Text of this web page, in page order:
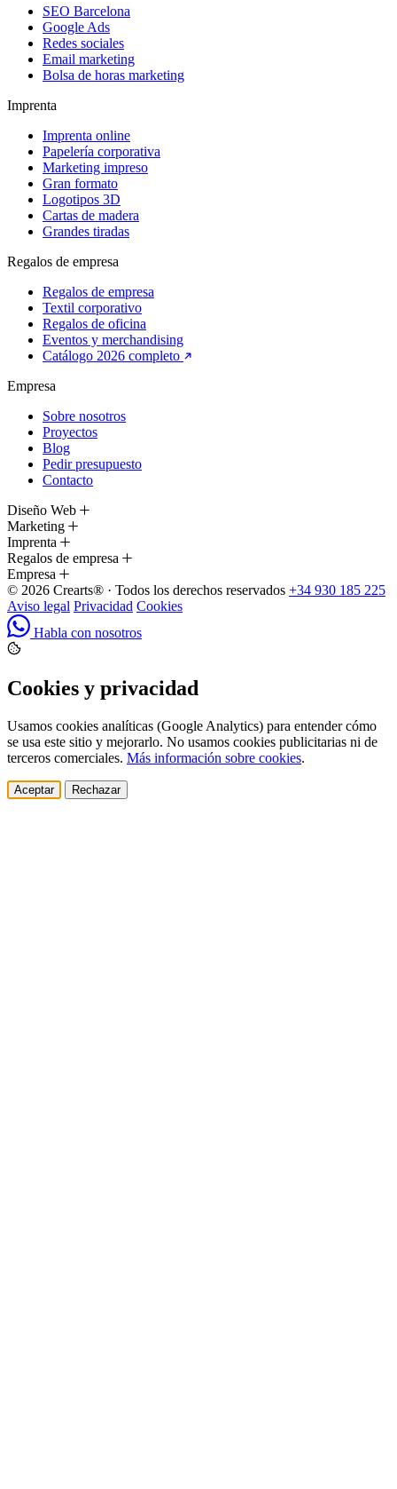
SEO Barcelona
Google Ads
Redes sociales
Email marketing
Bolsa de horas marketing
Imprenta
Imprenta online
Papelería corporativa
Marketing impreso
Gran formato
Logotipos 3D
Cartas de madera
Grandes tiradas
Regalos de empresa
Regalos de empresa
Textil corporativo
Regalos de oficina
Eventos y merchandising
Catálogo 2026 completo
Empresa
Sobre nosotros
Proyectos
Blog
Pedir presupuesto
Contacto
Diseño Web
Marketing
Imprenta
Regalos de empresa
Empresa
© 2026 Crearts® · Todos los derechos reservados +34 930 185 225
Aviso legal Privacidad Cookies
Habla con nosotros
Cookies y privacidad
Usamos cookies analíticas (Google Analytics) para entender cómo
se usa este sitio y mejorarlo. No usamos cookies publicitarias ni de
terceros comerciales. Más información sobre cookies.
Aceptar Rechazar